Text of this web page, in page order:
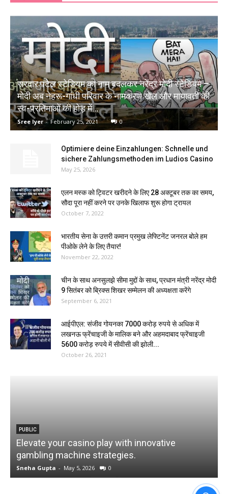
सरदार पटेल स्टेडियम का नाम बदलकर नरेंद्र मोदी स्टेडियम –
मोदी अब नेहरू-गांधी परिवार के नामकरण खेल और मायावती की
स्व-प्रतिमाओं की होड़ में...
Sree Iyer - February 25, 2021 0
Optimiere deine Einzahlungen: Schnelle und
sichere Zahlungsmethoden im Ludios Casino
May 25, 2026
एलन मस्क को ट्विटर खरीदने के लिए 28 अक्टूबर तक का समय,
सौदा पूरा नहीं करने पर उनके खिलाफ शुरू होगा ट्रायल
October 7, 2022
भारतीय सेना के उत्तरी कमान प्रमुख लेफ्टिनेंट जनरल बोले हम
पीओके लेने के लिए तैयार!
November 22, 2022
चीन के साथ अनसुलझे सीमा मुद्दों के साथ, प्रधान मंत्री नरेंद्र मोदी
9 सितंबर को ब्रिक्स शिखर सम्मेलन की अध्यक्षता करेंगे
September 6, 2021
आईपीएल: संजीव गोयनका 7000 करोड़ रुपये से अधिक में
लखनऊ फ्रेंचाइजी के मालिक बने और अहमदाबाद फ्रेंचाइजी
5600 करोड़ रुपये में सीवीसी की झोली...
October 26, 2021
PUBLIC
Elevate your casino play with innovative
gambling machine strategies.
Sneha Gupta - May 5, 2026 0